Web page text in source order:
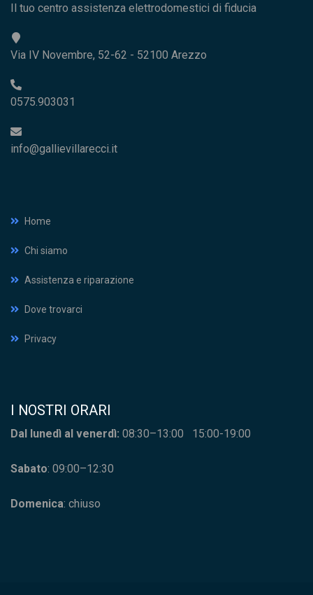
Il tuo centro assistenza elettrodomestici di fiducia
Via IV Novembre, 52-62 - 52100 Arezzo
0575.903031
info@gallievillarecci.it
Home
Chi siamo
Assistenza e riparazione
Dove trovarci
Privacy
I NOSTRI ORARI
Dal lunedì al venerdì: 08:30–13:00 15:00-19:00
Sabato: 09:00–12:30
Domenica: chiuso